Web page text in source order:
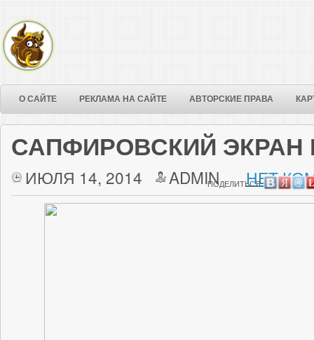
О САЙТЕ РЕКЛАМА НА САЙТЕ АВТОРСКИЕ ПРАВА
САПФИРОВСКИЙ ЭКРАН
ИЮЛЯ 14, 2014 ADMIN НЕТ
ПОДЕЛИТЬСЯ: